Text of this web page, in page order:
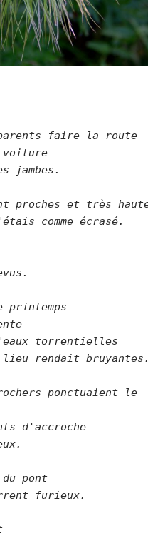
faire la route
voiture
jambes.
proches et très
comme écrasé.
printemps
torrentielles
lieu rendait
ponctuaient le
d'accroche
pont
furieux.